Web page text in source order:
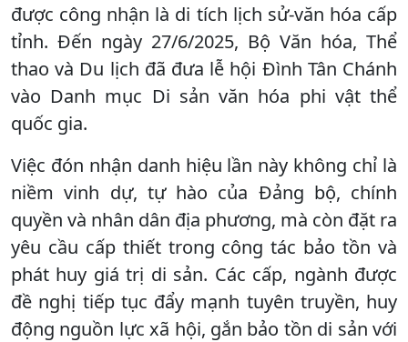
được công nhận là di tích lịch sử-văn hóa cấp
tỉnh. Đến ngày 27/6/2025, Bộ Văn hóa, Thể
thao và Du lịch đã đưa lễ hội Đình Tân Chánh
vào Danh mục Di sản văn hóa phi vật thể
quốc gia.
Việc đón nhận danh hiệu lần này không chỉ là
niềm vinh dự, tự hào của Đảng bộ, chính
quyền và nhân dân địa phương, mà còn đặt ra
yêu cầu cấp thiết trong công tác bảo tồn và
phát huy giá trị di sản. Các cấp, ngành được
đề nghị tiếp tục đẩy mạnh tuyên truyền, huy
động nguồn lực xã hội, gắn bảo tồn di sản với